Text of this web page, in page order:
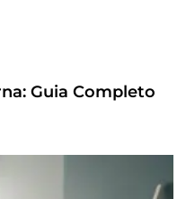
Guia Completo